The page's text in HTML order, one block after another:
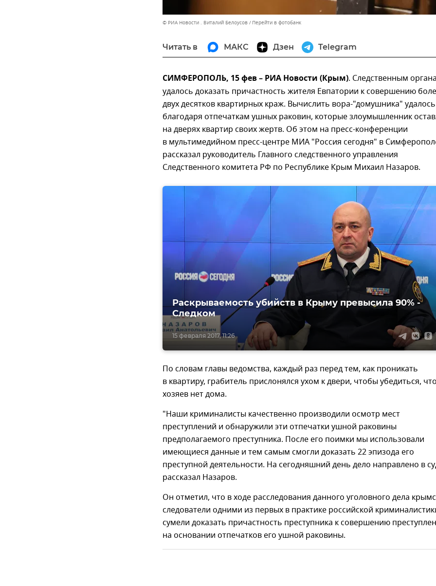
© РИА Новости . Виталий Белоусов Перейти в фотобанк
Читать в МАКС Дзен Telegram
СИМФЕРОПОЛЬ, 15 фев – РИА Новости (Крым). Следственным
удалось доказать причастность жителя Евпатории к совершению
двух десятков квартирных краж. Вычислить вора-"домушника" удалось
благодаря отпечаткам ушных раковин, которые злоумышленник
на дверях квартир своих жертв. Об этом на пресс-конференции
в мультимедийном пресс-центре МИА "Россия сегодня" в
рассказал руководитель Главного следственного управления
Следственного комитета РФ по Республике Крым Михаил Назаров.
15 февраля 2017, 11:26
Раскрываемость убийств в Крыму превысила 90% -
Следком
По словам главы ведомства, каждый раз перед тем, как проникать
в квартиру, грабитель прислонялся ухом к двери, чтобы убедиться,
хозяев нет дома.
"Наши криминалисты качественно производили осмотр мест
преступлений и обнаружили эти отпечатки ушной раковины
предполагаемого преступника. После его поимки мы использовали
имеющиеся данные и тем самым смогли доказать 22 эпизода его
преступной деятельности. На сегодняшний день дело направлено в
рассказал Назаров.
Он отметил, что в ходе расследования данного уголовного дела
следователи одними из первых в практике российской
сумели доказать причастность преступника к совершению
на основании отпечатков его ушной раковины.